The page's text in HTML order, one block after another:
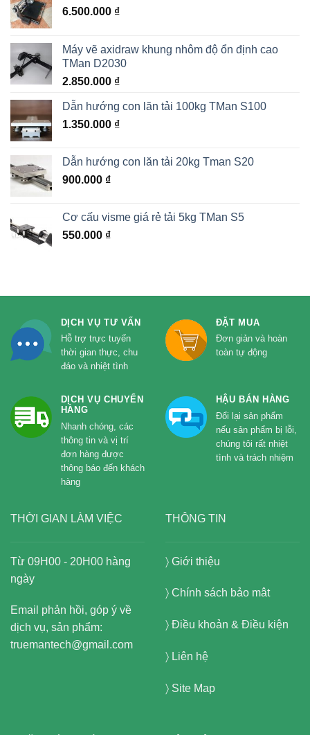
6.500.000 ₫
Máy vẽ axidraw khung nhôm độ ổn định cao
TMan D2030
2.850.000 ₫
Dẫn hướng con lăn tải 100kg TMan S100
1.350.000 ₫
Dẫn hướng con lăn tải 20kg Tman S20
900.000 ₫
Cơ cấu visme giá rẻ tải 5kg TMan S5
550.000 ₫
DỊCH VỤ TƯ VẤN
Hỗ trợ trực tuyến
thời gian thực, chu
đáo và nhiệt tình
ĐẶT MUA
Đơn giản và hoàn
toàn tự động
DỊCH VỤ CHUYỂN
HÀNG
Nhanh chóng, các
thông tin và vị trí
đơn hàng được
thông báo đến khách
hàng
HẬU BÁN HÀNG
Đổi lại sản phẩm
nếu sản phẩm bị lỗi,
chúng tôi rất nhiệt
tình và trách nhiệm
THỜI GIAN LÀM VIỆC
Từ 09H00 - 20H00 hàng
ngày
Email phản hồi, góp ý về
dịch vụ, sản phẩm:
truemantech@gmail.com
THÔNG TIN
〉 Giới thiệu
〉 Chính sách bảo mât
〉 Điều khoản & Điều kiện
〉 Liên hệ
〉 Site Map